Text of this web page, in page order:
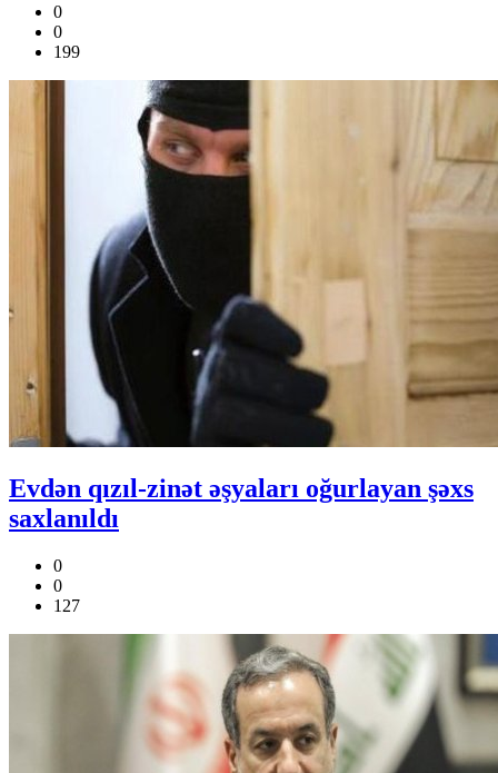
0
0
199
Evdən qızıl-zinət əşyaları oğurlayan şəxs
saxlanıldı
0
0
127